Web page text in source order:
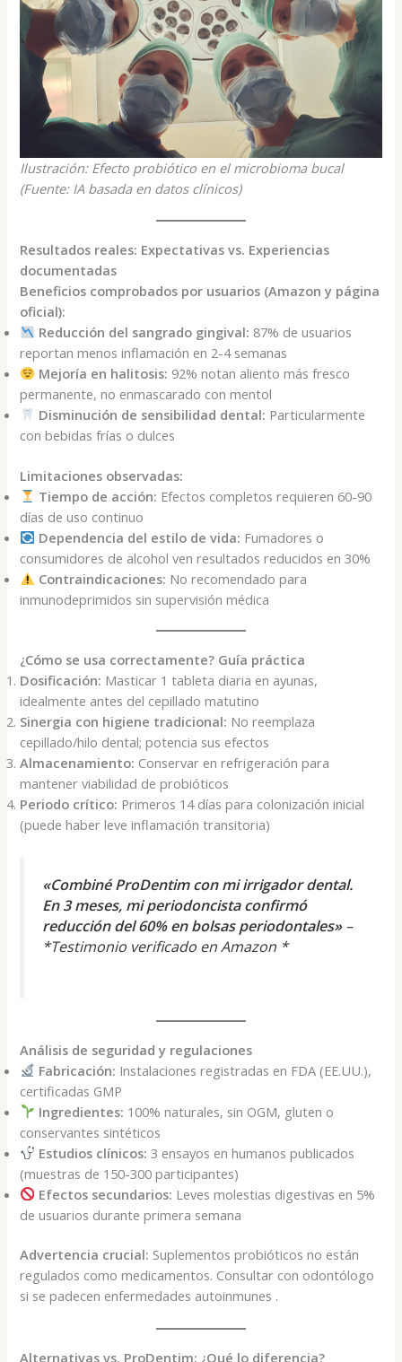
Ilustración: Efecto probiótico en el microbioma bucal
(Fuente: IA basada en datos clínicos)
Resultados reales: Expectativas vs. Experiencias
documentadas
Beneficios comprobados por usuarios (Amazon y página
oficial):
Reducción del sangrado gingival: 87% de usuarios
reportan menos inflamación en 2-4 semanas
Mejoría en halitosis: 92% notan aliento más fresco
permanente, no enmascarado con mentol
Disminución de sensibilidad dental: Particularmente
con bebidas frías o dulces
Limitaciones observadas:
Tiempo de acción: Efectos completos requieren 60-90
días de uso continuo
Dependencia del estilo de vida: Fumadores o
consumidores de alcohol ven resultados reducidos en 30%
Contraindicaciones: No recomendado para
inmunodeprimidos sin supervisión médica
¿Cómo se usa correctamente? Guía práctica
Dosificación: Masticar 1 tableta diaria en ayunas,
idealmente antes del cepillado matutino
Sinergia con higiene tradicional: No reemplaza
cepillado/hilo dental; potencia sus efectos
Almacenamiento: Conservar en refrigeración para
mantener viabilidad de probióticos
Periodo crítico: Primeros 14 días para colonización inicial
(puede haber leve inflamación transitoria)
«Combiné ProDentim con mi irrigador dental.
En 3 meses, mi periodoncista confirmó
reducción del 60% en bolsas periodontales»–
*Testimonio verificado en Amazon *
Análisis de seguridad y regulaciones
Fabricación: Instalaciones registradas en FDA (EE.UU.),
certificadas GMP
Ingredientes: 100% naturales, sin OGM, gluten o
conservantes sintéticos
Estudios clínicos: 3 ensayos en humanos publicados
(muestras de 150-300 participantes)
Efectos secundarios: Leves molestias digestivas en 5%
de usuarios durante primera semana
Advertencia crucial: Suplementos probióticos no están
regulados como medicamentos. Consultar con odontólogo
si se padecen enfermedades autoinmunes .
Alternativas vs. ProDentim: ¿Qué lo diferencia?